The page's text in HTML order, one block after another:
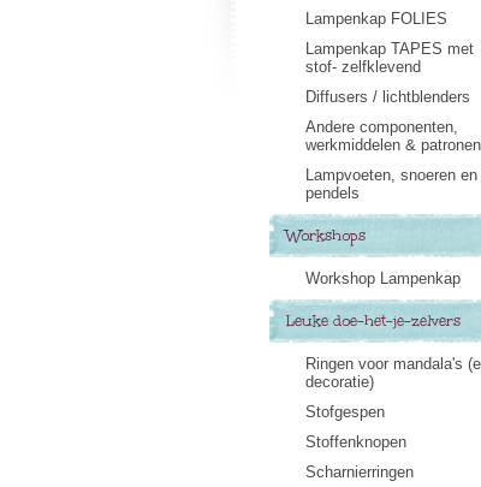
Lampenkap FOLIES
Lampenkap TAPES met
stof- zelfklevend
Diffusers / lichtblenders
Andere componenten,
werkmiddelen & patronen
Lampvoeten, snoeren en
pendels
Workshops
Workshop Lampenkap
Leuke doe-het-je-zelvers
Ringen voor mandala's
decoratie)
Stofgespen
Stoffenknopen
Scharnierringen